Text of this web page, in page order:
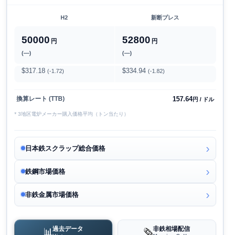
H2 新断プレス
50000 円
(―)
52800 円
(―)
$317.18 (-1.72) $334.94 (-1.82)
換算レート (TTB) 157.64円 / ドル
* 3地区電炉メーカー購入価格平均（トン当たり）
日本鉄スクラップ総合価格
鉄鋼市場価格
非鉄金属市場価格
📊過去データ 🗞️非鉄相場配信